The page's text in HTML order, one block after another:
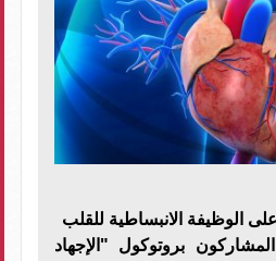
الوظيفة الانبساطية للقلب
بروتوكول "الإجهاد